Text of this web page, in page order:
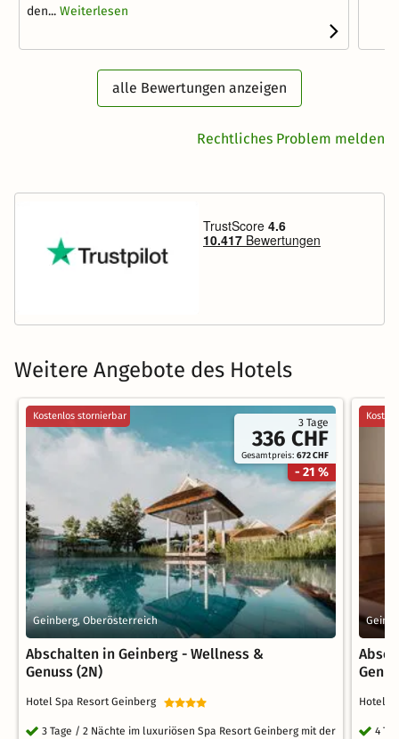
den... Weiterlesen
alle Bewertungen anzeigen
Rechtliches Problem melden
Weitere Angebote des Hotels
3 Tage
336 CHF
Gesamtpreis:672 CHF
- 21 %
Kostenlos stornierbar
Geinberg, Oberösterreich
Abschalten in Geinberg - Wellness &
Genuss (2N)
Hotel Spa Resort Geinberg
3 Tage / 2 Nächte im luxuriösen Spa Resort Geinberg mit der
Hotel
4